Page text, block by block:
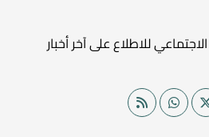
للاطلاع على آخر أخبار